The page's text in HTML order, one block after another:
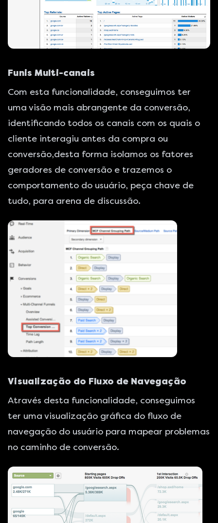
Funis Multi-canais
Com esta funcionalidade, conseguimos ter
uma visão mais abrangente da conversão,
identificando todos os canais com os quais o
cliente interagiu antes da compra ou
conversão,desta forma isolamos os fatores
geradores de conversão e trazemos o
comportamento do usuário, peça chave de
tudo, para arena de discussão.
Visualização do Fluxo de Navegação
Através desta funcionalidade, conseguimos
ter uma visualização gráfica do fluxo de
navegação do usuário para mapear problemas
no caminho de conversão.